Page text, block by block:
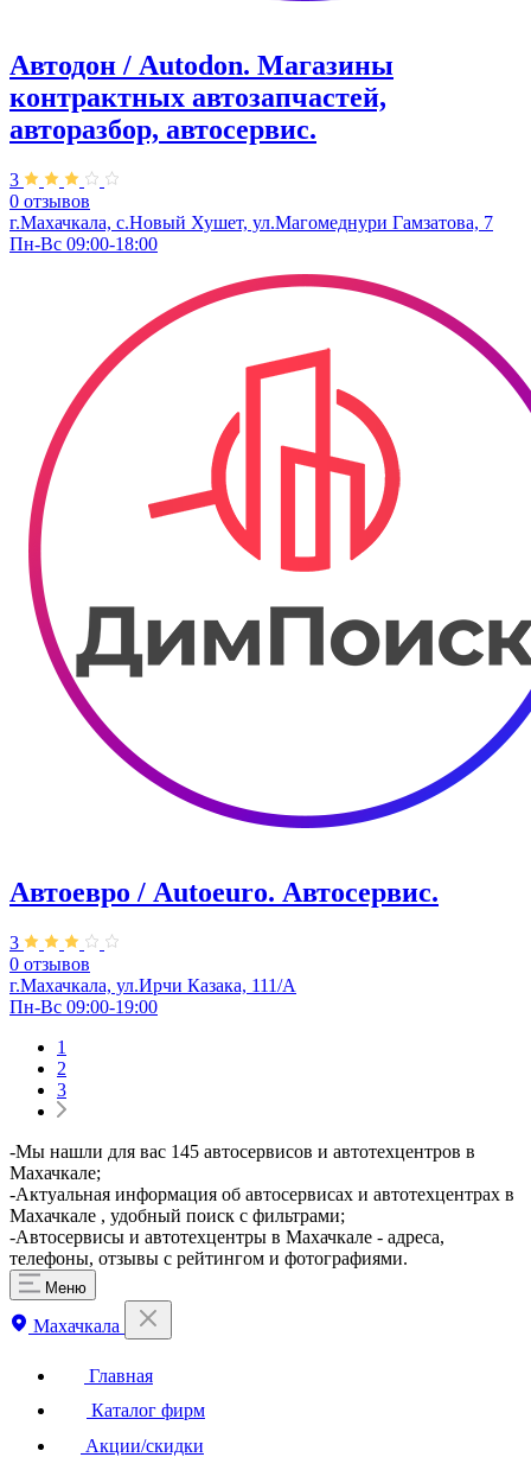
Автодон / Autodon. Магазины
контрактных автозапчастей,
авторазбор, автосервис.
3
0 отзывов
г.Махачкала, с.Новый Хушет, ул.Магомеднури Гамзатова, 7
Пн-Вс 09:00-18:00
Автоевро / Autoeuro. ​Автосервис.
3
0 отзывов
г.Махачкала, ул.Ирчи Казака, 111/А
Пн-Вс 09:00-19:00
1
2
3
-Мы нашли для вас 145 автосервисов и автотехцентров в
Махачкале;
-Актуальная информация об автосервисах и автотехцентрах в
Махачкале , удобный поиск с фильтрами;
-Автосервисы и автотехцентры в Махачкале - адреса,
телефоны, отзывы с рейтингом и фотографиями.
Меню
Махачкала
Главная
Каталог фирм
Акции/скидки